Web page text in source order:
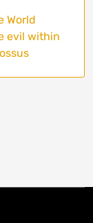
World
evil within